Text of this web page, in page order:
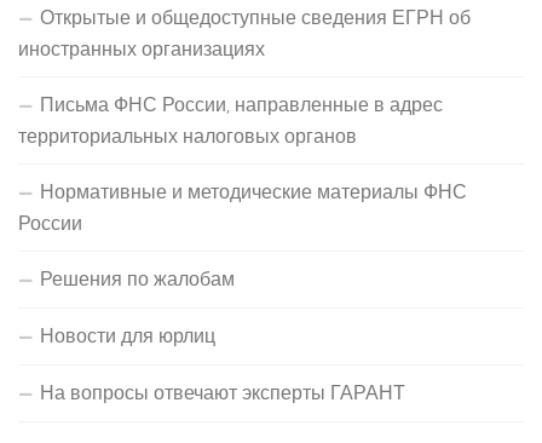
Открытые и общедоступные сведения ЕГРН об
иностранных организациях
Письма ФНС России, направленные в адрес
территориальных налоговых органов
Нормативные и методические материалы ФНС
России
Решения по жалобам
Новости для юрлиц
На вопросы отвечают эксперты ГАРАНТ